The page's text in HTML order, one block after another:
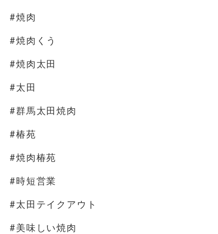
#焼肉
#焼肉くう
#焼肉太田
#太田
#群馬太田焼肉
#椿苑
#焼肉椿苑
#時短営業
#太田テイクアウト
#美味しい焼肉